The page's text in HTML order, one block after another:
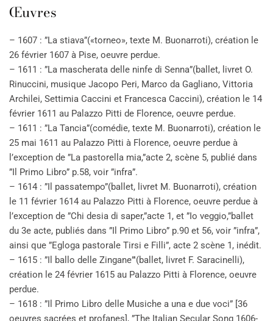
Œuvres
– 1607 : ”La stiava”(«torneo», texte M. Buonarroti), création le
26 février 1607 à Pise, oeuvre perdue.
– 1611 : ”La mascherata delle ninfe di Senna”(ballet, livret O.
Rinuccini, musique Jacopo Peri, Marco da Gagliano, Vittoria
Archilei, Settimia Caccini et Francesca Caccini), création le 14
février 1611 au Palazzo Pitti de Florence, oeuvre perdue.
– 1611 : ”La Tancia”(comédie, texte M. Buonarroti), création le
25 mai 1611 au Palazzo Pitti à Florence, oeuvre perdue à
l’exception de ”La pastorella mia,”acte 2, scène 5, publié dans
”Il Primo Libro” p.58, voir ”infra”.
– 1614 : ”Il passatempo”(ballet, livret M. Buonarroti), création
le 11 février 1614 au Palazzo Pitti à Florence, oeuvre perdue à
l’exception de ”Chi desia di saper,”acte 1, et ”Io veggio,”ballet
du 3e acte, publiés dans ”Il Primo Libro” p.90 et 56, voir ”infra”,
ainsi que ”Egloga pastorale Tirsi e Filli”, acte 2 scène 1, inédit.
– 1615 : ”Il ballo delle Zingane”'(ballet, livret F. Saracinelli),
création le 24 février 1615 au Palazzo Pitti à Florence, oeuvre
perdue.
– 1618 : ”Il Primo Libro delle Musiche a una e due voci” [36
oeuvres sacrées et profanes], ”The Italian Secular Song 1606-